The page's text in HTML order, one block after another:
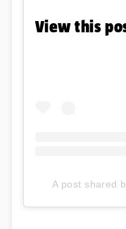
View this
A post shared